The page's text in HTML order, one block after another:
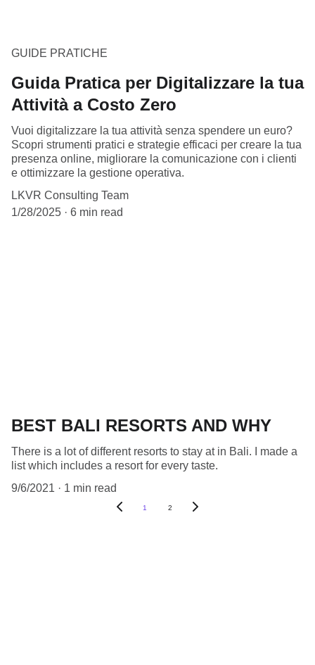
GUIDE PRATICHE
Guida Pratica per Digitalizzare la tua
Attività a Costo Zero
Vuoi digitalizzare la tua attività senza spendere un euro?
Scopri strumenti pratici e strategie efficaci per creare la tua
presenza online, migliorare la comunicazione con i clienti
e ottimizzare la gestione operativa.
LKVR Consulting Team
1/28/2025
6 min read
BEST BALI RESORTS AND WHY
There is a lot of different resorts to stay at in Bali. I made a
list which includes a resort for every taste.
9/6/2021
1 min read
1 2